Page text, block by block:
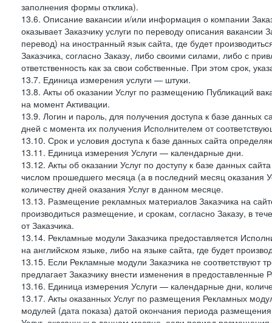
заполнения формы отклика).
13.6. Описание вакансии и/или информация о компании
оказывает Заказчику услуги по переводу описания
перевод) на иностранный язык сайта, где будет
Заказчика, согласно Заказу, либо своими силами, либо с
ответственность как за свои собственные. При этом срок,
13.7. Единица измерения услуги — штуки.
13.8. Акты об оказании Услуг по размещению Публикаций
на момент Активации.
13.9. Логин и пароль, для получения доступа к базе данных
дней с момента их получения Исполнителем от
13.10. Срок и условия доступа к базе данных сайта
13.11. Единица измерения Услуги — календарные дни.
13.12. Акты об оказании Услуг по доступу к базе данных
числом прошедшего месяца (а в последний месяц оказания
количеству дней оказания Услуг в данном месяце.
13.13. Размещение рекламных материалов Заказчика на
производиться размещение, и срокам, согласно Заказу, в
от Заказчика.
13.14. Рекламные модули Заказчика предоставляется
на английском языке, либо на языке сайта, где будет
13.15. Если Рекламные модули Заказчика не соответствуют
предлагает Заказчику внести изменения в
13.16. Единица измерения Услуги — календарные дни,
13.17. Акты оказанных Услуг по размещения Рекламных
модулей (дата показа) датой окончания периода